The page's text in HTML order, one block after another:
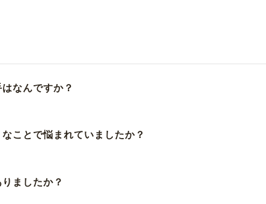
なんですか？
ことで悩まれていましたか？
ましたか？